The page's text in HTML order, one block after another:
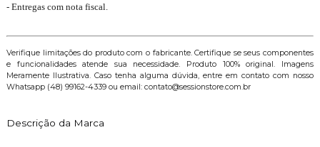
- Entregas com nota fiscal.
Verifique limitações do produto com o fabricante. Certifique se seus componentes
e funcionalidades atende sua necessidade. Produto 100% original. Imagens
Meramente Ilustrativa. Caso tenha alguma dúvida, entre em contato com nosso
Whatsapp (48) 99162-4339 ou email: contato@sessionstore.com.br
Descrição da Marca